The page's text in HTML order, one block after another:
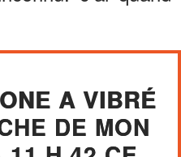
A VIBRÉ
DE MON